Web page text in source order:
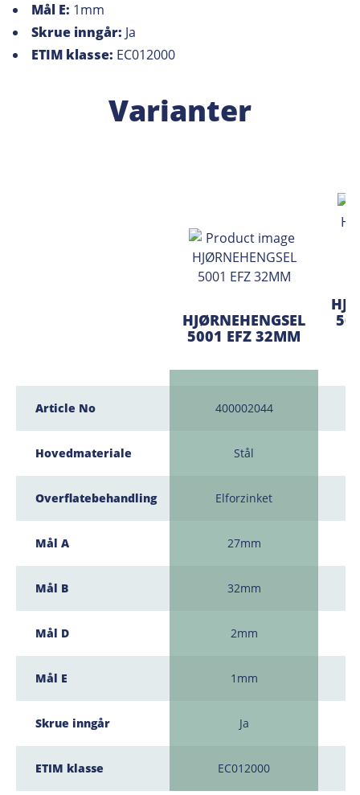
Mål E: 1mm
Skrue inngår: Ja
ETIM klasse: EC012000
Varianter
Article No
Hovedmateriale
Overflatebehandling
Mål A
Mål B
Mål D
Mål E
Skrue inngår
ETIM klasse
HJØRNEHENGSEL
5001 EFZ 32MM
400002044
Stål
Elforzinket
27mm
32mm
2mm
1mm
Ja
EC012000